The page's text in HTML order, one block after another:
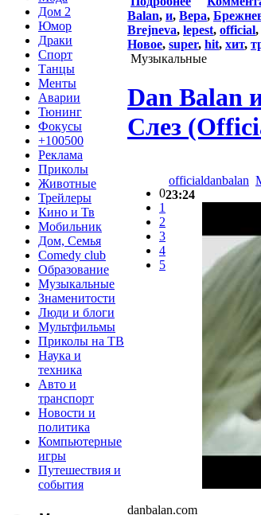
Дом 2
Юмор
Драки
Спорт
Танцы
Менты
Аварии
Тюнинг
Фокусы
+100500
Реклама
Приколы
Животные
Трейлеры
Кино и Тв
Мобильник
Дом, Семья
Comedy club
Образование
Музыкальные
Знаменитости
Люди и блоги
Мультфильмы
Приколы на ТВ
Наука и
техника
Авто и
транспорт
Новости и
политика
Компьютерные
игры
Путешествия и
события
Balan, и, Вера,
Brejneva, lepest, official,
Новое, super, hit, хит,
Музыкальные
Dan Balan
Слез
0
1
2
3
4
5
officialdanbalan
23:24
danbalan.com